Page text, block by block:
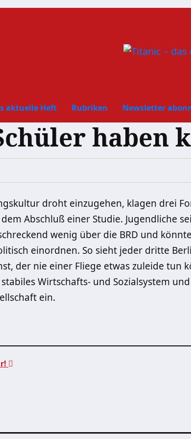
aktuelle Heft Rubriken Newsletter
haben
droht einzugehen, klagen drei
Abschluß einer Studie. Jugendliche
wenig über die BRD und
einordnen. So sieht jeder dritte
der nie einer Fliege etwas zuleide tun
Wirtschafts- und Sozialsystem
ein.